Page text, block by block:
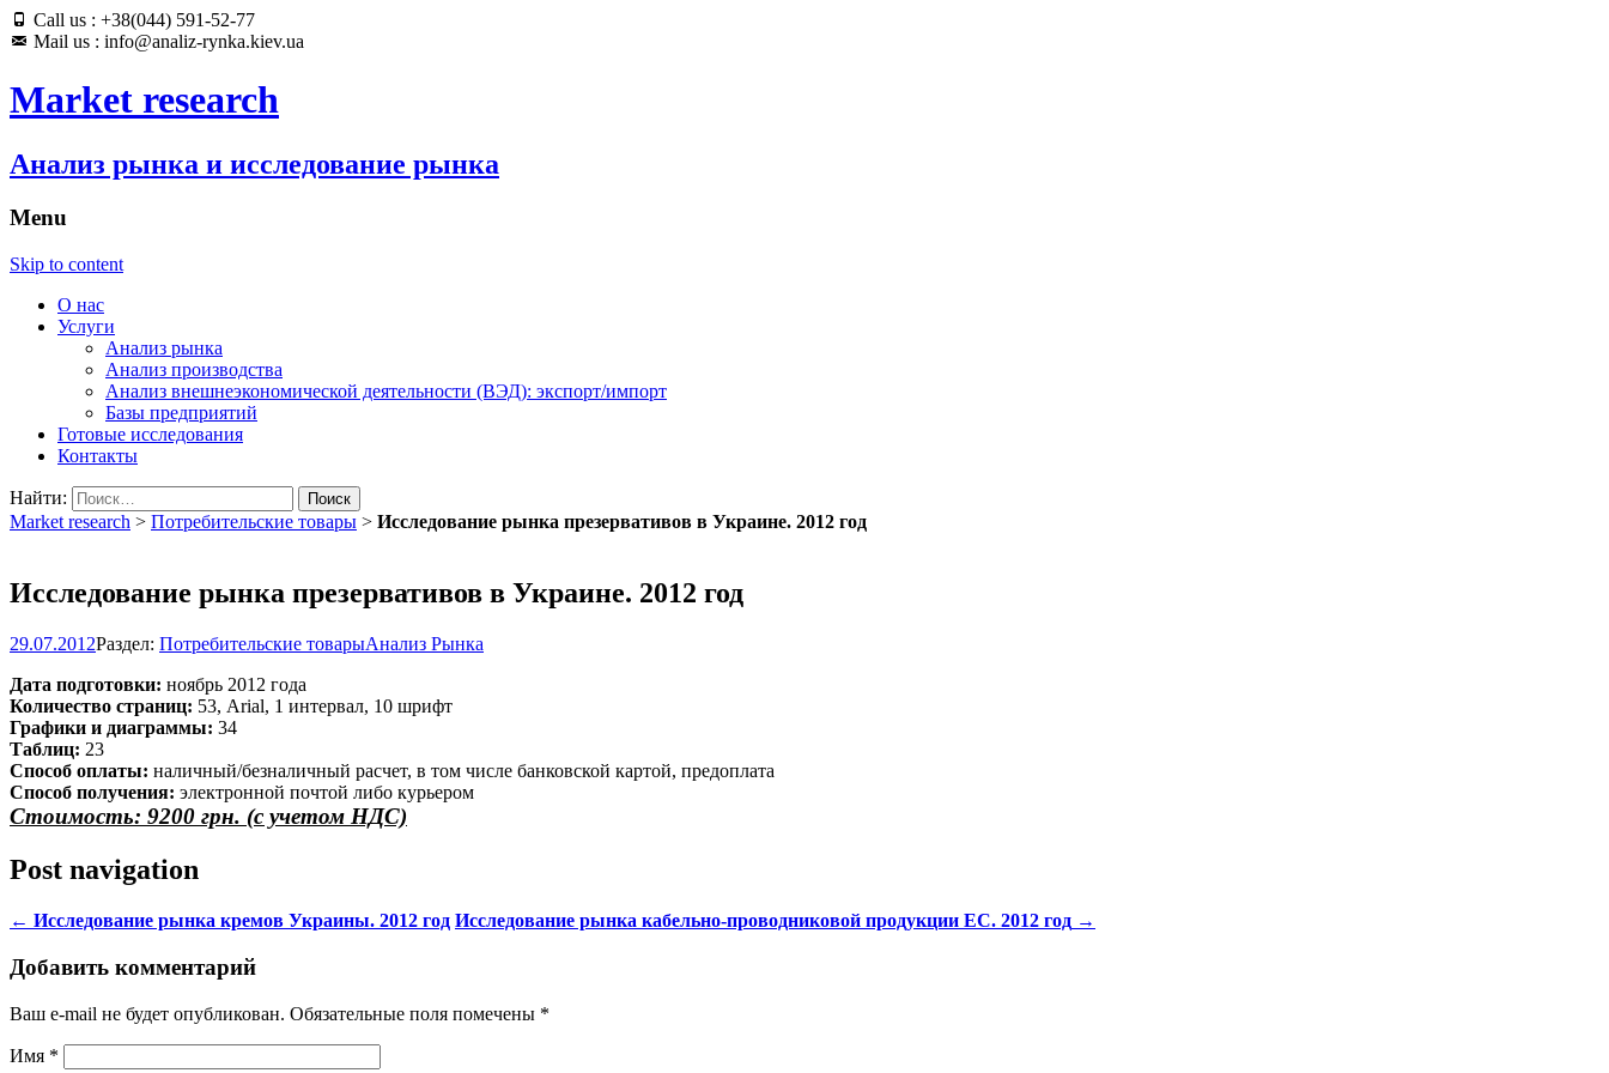
Call us : +38(044) 591-52-77
Mail us : info@analiz-rynka.kiev.ua
Market research
Анализ рынка и исследование рынка
Menu
Skip to content
О нас
Услуги
Анализ рынка
Анализ производства
Анализ внешнеэкономической деятельности (ВЭД): экспорт/импорт
Базы предприятий
Готовые исследования
Контакты
Найти:
Market research > Потребительские товары > Исследование рынка презервативов в Украине. 2012 год
Исследование рынка презервативов в Украине. 2012 год
29.07.2012Раздел: Потребительские товарыАнализ Рынка
Дата подготовки: ноябрь 2012 года
Количество страниц: 53, Arial, 1 интервал, 10 шрифт
Графики и диаграммы: 34
Таблиц: 23
Способ оплаты: наличный/безналичный расчет, в том числе банковской картой, предоплата
Способ получения: электронной почтой либо курьером
Стоимость: 9200 грн. (с учетом НДС)
Post navigation
← Исследование рынка кремов Украины. 2012 год Исследование рынка кабельно-проводниковой продукции ЕС. 2012 год →
Добавить комментарий
Ваш e-mail не будет опубликован. Обязательные поля помечены *
Имя *